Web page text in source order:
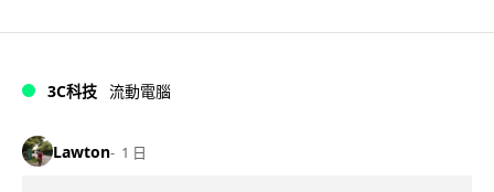
3C科技 流動電腦
Lawton 1 日